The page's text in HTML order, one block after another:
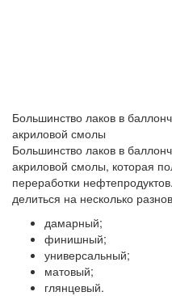
Большинство лаков в
акриловой смолы
Большинство лаков в
акриловой смолы, которая
переработки
делиться на несколько
дамарный;
финишный;
универсальный;
матовый;
глянцевый.